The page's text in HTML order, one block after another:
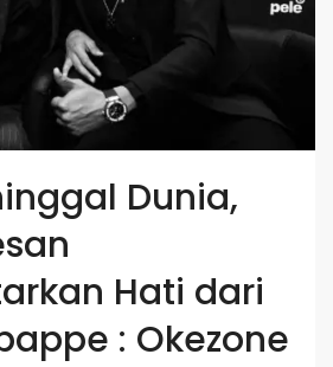
Dunia,
Hati dari
: Okezone